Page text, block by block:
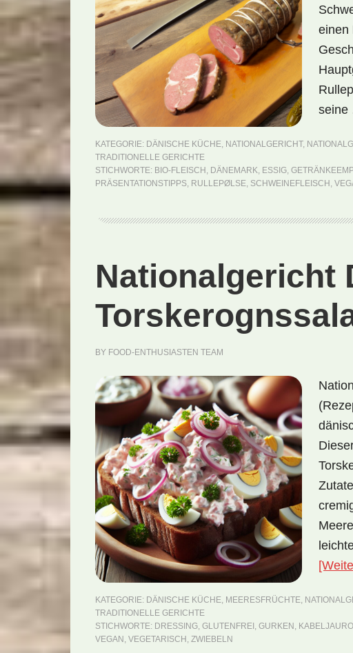
einen
KATEGORIE: DÄNISCHE KÜCHE, NATIONALGERICHT,
TRADITIONELLE GERICHTE
STICHWORTE: BIO-FLEISCH , DÄNEMARK, ESSIG,
PRÄSENTATIONSTIPPS, RULLEPØLSE, SCHWEINEFLEISCH ,
Nationalgericht
BY FOOD-ENTHUSIASTEN TEAM
KATEGORIE: DÄNISCHE KÜCHE, MEERESFRÜCHTE,
TRADITIONELLE GERICHTE
STICHWORTE: DRESSING, GLUTENFREI , GURKEN ,
VEGAN , VEGETARISCH , ZWIEBELN